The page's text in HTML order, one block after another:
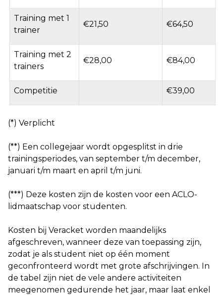
Training met 1
trainer
€21,50 €64,50
Training met 2
trainers
€28,00 €84,00
Competitie €39,00
(*) Verplicht
(**) Een collegejaar wordt opgesplitst in drie
trainingsperiodes, van september t/m december,
januari t/m maart en april t/m juni.
(***) Deze kosten zijn de kosten voor een ACLO-
lidmaatschap voor studenten.
Kosten bij Veracket worden maandelijks
afgeschreven, wanneer deze van toepassing zijn,
zodat je als student niet op één moment
geconfronteerd wordt met grote afschrijvingen. In
de tabel zijn niet de vele andere activiteiten
meegenomen gedurende het jaar, maar laat enkel